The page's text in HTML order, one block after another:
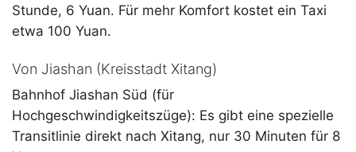
Stunde, 6 Yuan. Für mehr Komfort kostet ein Taxi
etwa 100 Yuan.
Von Jiashan (Kreisstadt Xitang)
Bahnhof Jiashan Süd (für
Hochgeschwindigkeitszüge): Es gibt eine spezielle
Transitlinie direkt nach Xitang, nur 30 Minuten für 8